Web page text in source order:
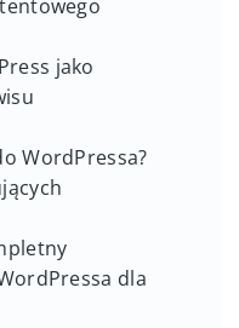
jako
WordPressa?
dla